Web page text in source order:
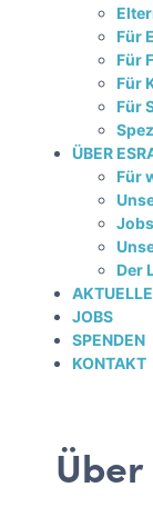
Für
Für
Für
Für
ÜBER
Für
Jobs
Der
JOBS
SPENDEN
KONTAKT
Über